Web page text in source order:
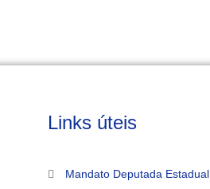
Links úteis
Mandato Deputada Estadual